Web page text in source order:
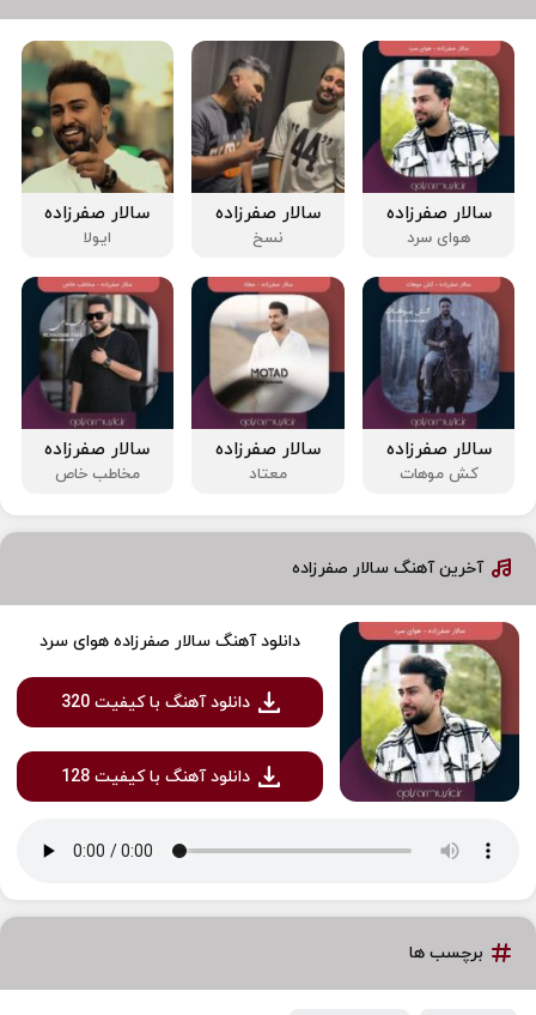
سالار صفرزاده
هوای سرد
سالار صفرزاده
نسخ
سالار صفرزاده
ایولا
سالار صفرزاده
کش موهات
سالار صفرزاده
معتاد
سالار صفرزاده
مخاطب خاص
آخرین آهنگ سالار صفرزاده
دانلود آهنگ سالار صفرزاده هوای سرد
دانلود آهنگ با کیفیت 320
دانلود آهنگ با کیفیت 128
برچسب ها